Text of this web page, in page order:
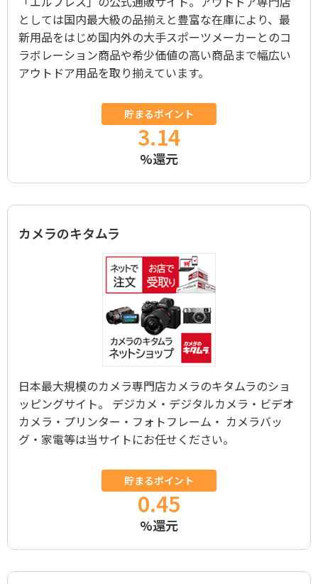
としては国内最大級の品揃えと豊富な在庫により、最
新用品をはじめ国内外の大手スポーツメーカーとのコ
ラボレーション商品や希少価値の高い商品まで幅広い
アウトドア用品を取り揃えています。
貯まるポイント
3.14
%還元
カメラのキタムラ
日本最大規模のカメラ専門店カメラのキタムラのショ
ッピングサイト。 デジカメ・デジタルカメラ・ビデオ
カメラ・プリンター・フォトフレーム・ カメラバッ
グ・家電等は当サイトにお任せください。
貯まるポイント
0.45
%還元